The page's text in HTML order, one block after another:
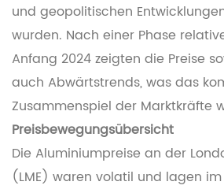
und geopolitischen
wurden. Nach einer Phase
Anfang 2024 zeigten die Preise
auch Abwärtstrends, was das
Zusammenspiel der Marktkräfte
Preisbewegungsübersicht
Die Aluminiumpreise an der
(LME) waren volatil und lagen